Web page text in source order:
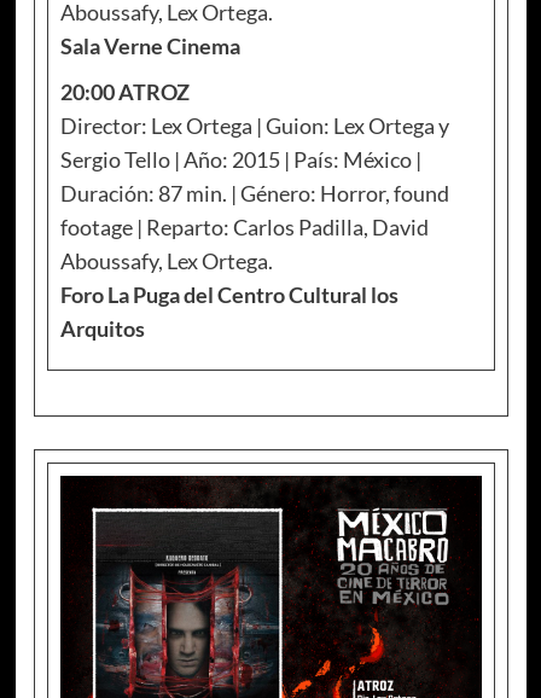
Aboussafy, Lex Ortega.
Sala Verne Cinema
20:00 ATROZ
Director: Lex Ortega | Guion: Lex Ortega y
Sergio Tello | Año: 2015 | País: México |
Duración: 87 min. | Género: Horror, found
footage | Reparto: Carlos Padilla, David
Aboussafy, Lex Ortega.
Foro La Puga del Centro Cultural los
Arquitos